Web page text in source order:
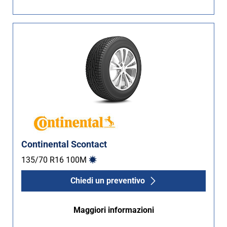
Non Run flat (2)
Continental Scontact
135/70 R16 100M
Chiedi un preventivo
Maggiori informazioni